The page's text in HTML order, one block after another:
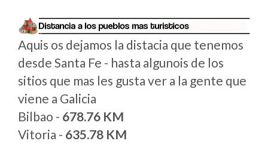
Aquis os dejamos la distacia que tenemos
desde Santa Fe - hasta algunois de los
sitios que mas les gusta ver a la gente que
viene a Galicia
Bilbao - 678.76 KM
Vitoria - 635.78 KM